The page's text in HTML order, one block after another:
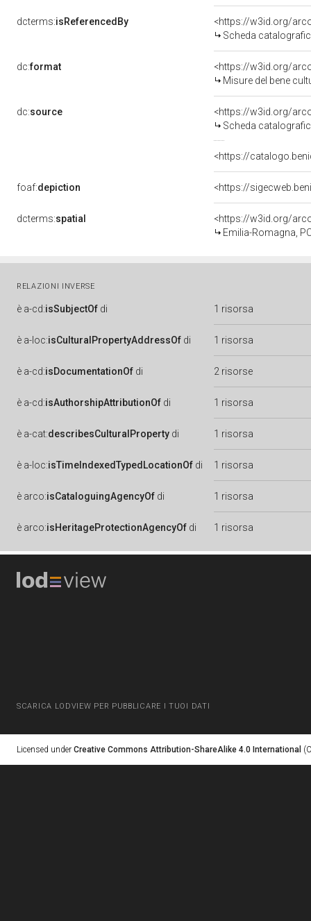
dcterms:isReferencedBy
<https://w3id.org/
Scheda
dc:format
<https://w3id.org/
Misure del bene
dc:source
<https://w3id.org/
Scheda
<https://
foaf:depiction <https://
dcterms:spatial
<https://w3id.org/
Emilia-Romagna,
RELAZIONI INVERSE
è a-cd:isSubjectOf di 1 risorsa
è a-loc:isCulturalPropertyAddressOf di 1 risorsa
è a-cd:isDocumentationOf di 2 risorse
è a-cd:isAuthorshipAttributionOf di 1 risorsa
è a-cat:describesCulturalProperty di 1 risorsa
è a-loc:isTimeIndexedTypedLocationOf di 1 risorsa
è arco:isCataloguingAgencyOf di 1 risorsa
è arco:isHeritageProtectionAgencyOf di 1 risorsa
SCARICA LODVIEW PER PUBBLICARE I TUOI DATI
Licensed under Creative Commons Attribution-ShareAlike 4.0 International